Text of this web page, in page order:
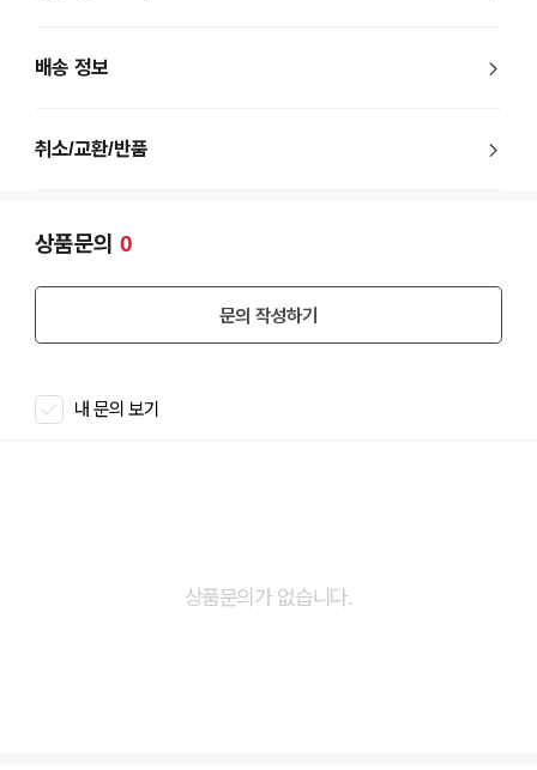
배송 정보
취소/교환/반품
상품문의 0
문의 작성하기
내 문의 보기
상품문의가 없습니다.